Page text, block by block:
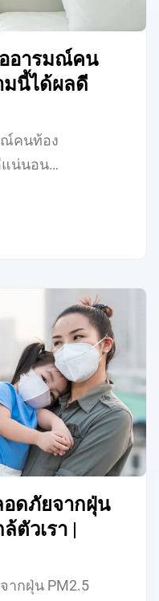
อารมณ์คน
มนี้ได้ผลดี
ณ์คนท้อง
แน่นอน…
ดภัยจากฝุ่น
ตัวเรา |
กฝุ่น PM2.5